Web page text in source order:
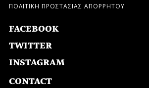
ΠΟΛΙΤΙΚΗ ΠΡΟΣΤΑΣΙΑΣ ΑΠΟΡΡΗΤΟΥ
FACEBOOK
TWITTER
INSTAGRAM
CONTACT